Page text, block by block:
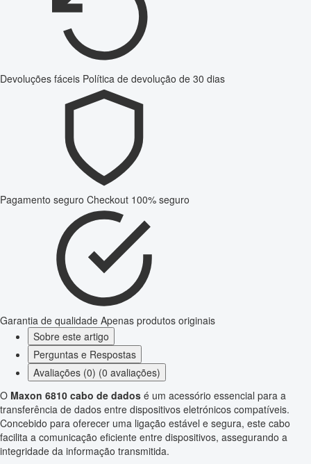
Devoluções fáceis Política de devolução de 30 dias
Pagamento seguro Checkout 100% seguro
Garantia de qualidade Apenas produtos originais
Sobre este artigo
Perguntas e Respostas
Avaliações (0) (0 avaliações)
O Maxon 6810 cabo de dados é um acessório essencial para a
transferência de dados entre dispositivos eletrónicos compatíveis.
Concebido para oferecer uma ligação estável e segura, este cabo
facilita a comunicação eficiente entre dispositivos, assegurando a
integridade da informação transmitida.